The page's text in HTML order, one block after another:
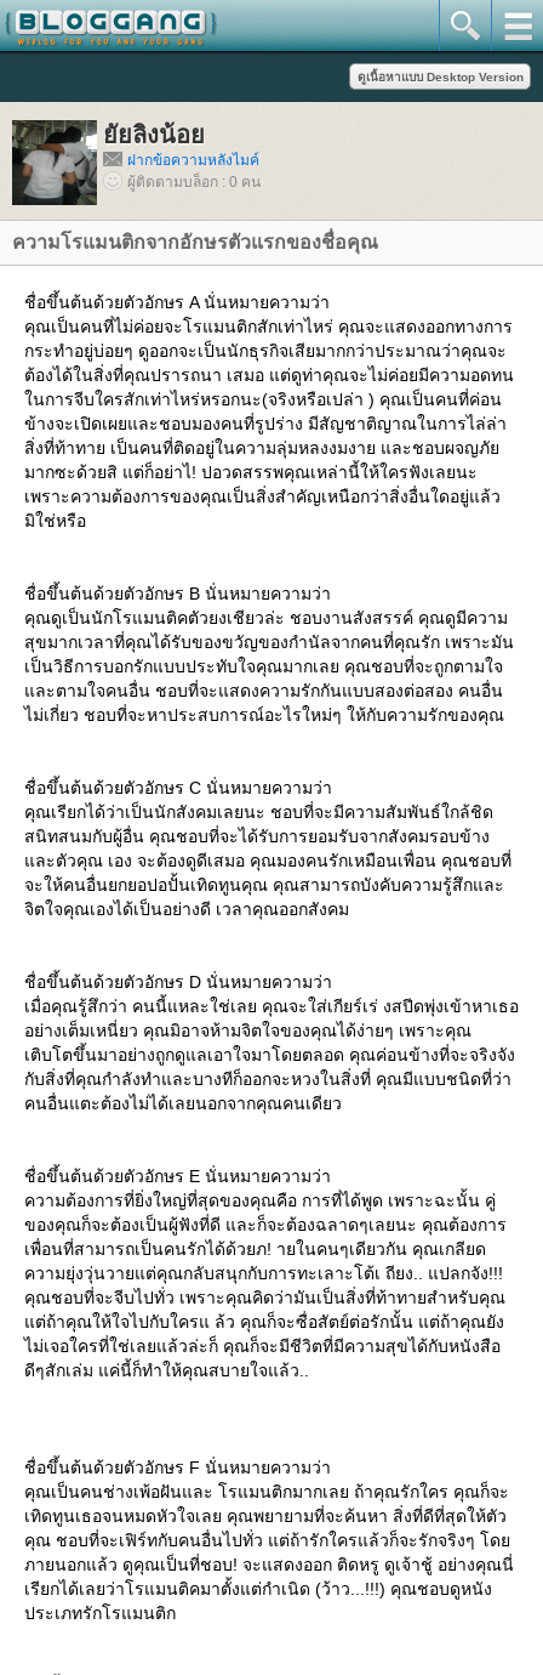
ัยลิงน้อ
ฝากข้อความหลังไมค์
ผู้ติดตามบล็อก : 0 คน
ชื่อขึ้นต้นด้วยตัวอักษร A นั่นหมายความว่า
คุณเป็นคนที่ไม่ค่อยจะโรแมนติกสักเท่าไหร่ คุณจะแสดงออกทางการ
กระทำอยู่บ่อยๆ ดูออกจะเป็นนักธุรกิจเสียมากกว่าประมาณว่าคุณจะ
ต้องได้ในสิ่งที่คุณปรารถนา เสมอ แต่ดูท่าคุณจะไม่ค่อยมีความอดทน
นการจีบใครสักเท่าไหร่หรอกนะ(จริงหรือเปล่า ) คุณเป็นคนที่ค่อน
ข้างจะเปิดเผยและชอบมองคนที่รูปร่าง มีสัญชาติญาณในการไล่ล่า
สิ่งที่ท้าทาย เป็นคนที่ติดอยู่ในความลุ่มหลงงมงาย และชอบผจญภั
มากซะด้วยสิ แต่ก็อย่าไ! ปอวดสรรพคุณเหล่านี้ให้ใครฟังเลยนะ
เพราะความต้องการของคุณเป็นสิ่งสำคัญเหนือกว่าสิ่งอื่นใดอยู่แล้ว
มิใช่หรือ
ชื่อขึ้นต้นด้วยตัวอักษร B นั่นหมายความว่า
คุณดูเป็นนักโรแมนติคตัวยงเชียวล่ะ ชอบงานสังสรรค์ คุณดูมีความ
สุขมากเวลาที่คุณได้รับของขวัญของกำนัลจากคนที่คุณรัก เพราะมัน
เป็นวิธีการบอกรักแบบประทับใจคุณมากเลย คุณชอบที่จะถูกตามใจ
ละตามใจคนอื่น ชอบที่จะแสดงความรักกันแบบสองต่อสอง คนอื่น
ไม่เกี่ยว ชอบที่จะหาประสบการณ์อะไรใหม่ๆ ให้กับความรักของคุณ
ชื่อขึ้นต้นด้วยตัวอักษร C นั่นหมายความว่า
คุณเรียกได้ว่าเป็นนักสังคมเลยนะ ชอบที่จะมีความสัมพันธ์ใกล้ชิด
สนิทสนมกับผู้อื่น คุณชอบที่จะได้รับการยอมรับจากสังคมรอบข้าง
ละตัวคุณ เอง จะต้องดูดีเสมอ คุณมองคนรักเหมือนเพื่อน คุณชอบที่
จะให้คนอื่นยกยอปอปั้นเทิดทูนคุณ คุณสามารถบังคับความรู้สึกและ
จิตใจคุณเองได้เป็นอย่างดี เวลาคุณออกสังคม
ชื่อขึ้นต้นด้วยตัวอักษร D นั่นหมายความว่า
เมื่อคุณรู้สึกว่า คนนี้แหละใช่เลย คุณจะใส่เกียร์เร่ งสปีดพุ่งเข้าหาเธอ
อย่างเต็มเหนี่ยว คุณมิอาจห้ามจิตใจของคุณได้ง่ายๆ เพราะคุณ
เติบโตขึ้นมาอย่างถูกดูแลเอาใจมาโดยตลอด คุณค่อนข้างที่จะจริงจัง
กับสิ่งที่คุณกำลังทำและบางทีก็ออกจะหวงในสิ่งที่ คุณมีแบบชนิดที่ว่า
คนอื่นแตะต้องไม่ได้เลยนอกจากคุณคนเดียว
ชื่อขึ้นต้นด้วยตัวอักษร E นั่นหมายความว่า
ความต้องการที่ยิ่งใหญ่ที่สุดของคุณคือ การที่ได้พูด เพราะฉะนั้น คู่
ของคุณก็จะต้องเป็นผู้ฟังที่ดี และก็จะต้องฉลาดๆเลยนะ คุณต้องการ
เพื่อนที่สามารถเป็นคนรักได้ด้วยภ! ายในคนๆเดียวกัน คุณเกลียด
ความยุ่งวุ่นวายแต่คุณกลับสนุกกับการทะเลาะโต้เ ถียง.. แปลกจัง!!!
คุณชอบที่จะจีบไปทั่ว เพราะคุณคิดว่ามันเป็นสิ่งที่ท้าทายสำหรับคุณ
ต่ถ้าคุณให้ใจไปกับใครแ ล้ว คุณก็จะซื่อสัตย์ต่อรักนั้น แต่ถ้าคุณยัง
ไม่เจอใครที่ใช่เลยแล้วล่ะก็ คุณก็จะมีชีวิตที่มีความสุขได้กับหนังสือ
ดีๆสักเล่ม แค่นี้ก็ทำให้คุณสบายใจแล้ว..
ชื่อขึ้นต้นด้วยตัวอักษร F นั่นหมายความว่า
คุณเป็นคนช่างเพ้อฝันและ โรแมนติกมากเลย ถ้าคุณรักใคร คุณก็จะ
เทิดทูนเธอจนหมดหัวใจเลย คุณพยายามที่จะค้นหา สิ่งที่ดีที่สุดให้ตัว
คุณ ชอบที่จะเฟิร์ทกับคนอื่นไปทั่ว แต่ถ้ารักใครแล้วก็จะรักจริงๆ โด
ภายนอกแล้ว ดูคุณเป็นที่ชอบ! จะแสดงออก ติดหรู ดูเจ้าชู้ อย่างคุณนี่
เรียกได้เลยว่าโรแมนติคมาตั้งแต่กำเนิด (ว้าว...!!!) คุณชอบดูหนัง
ประเภทรักโรแมนติก